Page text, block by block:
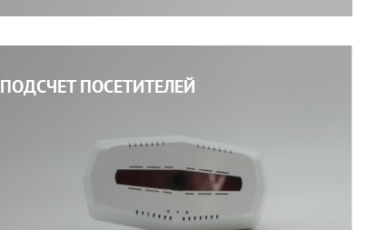
ПОДСЧЕТ ПОСЕТИТЕЛЕЙ